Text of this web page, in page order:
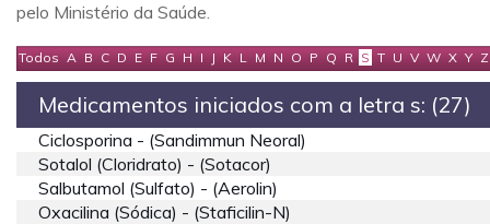
pelo Ministério da Saúde.
Todos A B C D E F G H I J K L M N O P Q R S T U V W X Y Z
Medicamentos iniciados com a letra s: (27)
Ciclosporina - (sandimmun Neoral)
Sotalol (cloridrato) - (sotacor)
Salbutamol (sulfato) - (aerolin)
Oxacilina (sódica) - (staficilin-N)